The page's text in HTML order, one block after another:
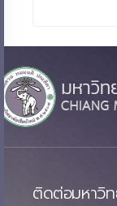
ติดต่อมหาวิ